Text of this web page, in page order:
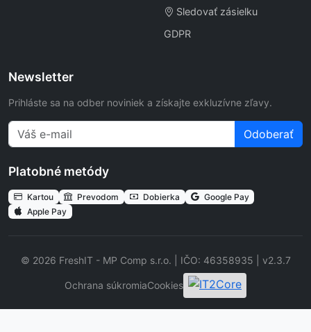
Sledovať zásielku
GDPR
Newsletter
Prihláste sa na odber noviniek a získajte exkluzívne zľavy.
Odoberať
Platobné metódy
Kartou Prevodom Dobierka
Google Pay
Apple Pay
© 2026 FreshIT - MP Comp s.r.o. | IČO: 46358935 | v2.3.7
Ochrana súkromiaCookies